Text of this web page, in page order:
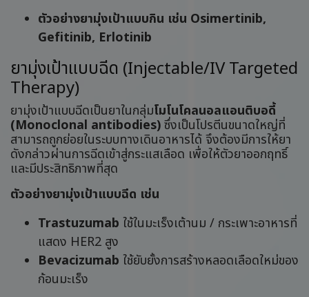
ตัวอย่างยามุ่งเป้าแบบกิน เช่น Osimertinib,
Gefitinib, Erlotinib
ยามุ่งเป้าแบบฉีด (Injectable/IV Targeted
Therapy)
ยามุ่งเป้าแบบฉีดเป็นยาในกลุ่มโมโนโคลนอลแอนติบอดี้
(Monoclonal antibodies)ซึ่งเป็นโปรตีนขนาดใหญ่ที่
สามารถถูกย่อยในระบบทางเดินอาหารได้ จึงต้องมีการให้ยา
ดังกล่าวผ่านการฉีดเข้าสู่กระแสเลือด เพื่อให้ตัวยาออกฤทธิ์
และมีประสิทธิภาพที่สุด
ตัวอย่างยามุ่งเป้าแบบฉีด เช่น
Trastuzumab ใช้ในมะเร็งเต้านม / กระเพาะอาหารที่
แสดง HER2 สูง
Bevacizumab ใช้ยับยั้งการสร้างหลอดเลือดใหม่ของ
ก้อนมะเร็ง